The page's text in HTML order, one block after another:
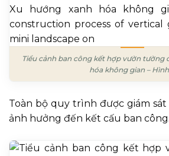
Tiểu cảnh ban công kết hợp vườn tường
hóa không gian – Hình
Toàn bộ quy trình được giám
ảnh hưởng đến kết cấu ban công.